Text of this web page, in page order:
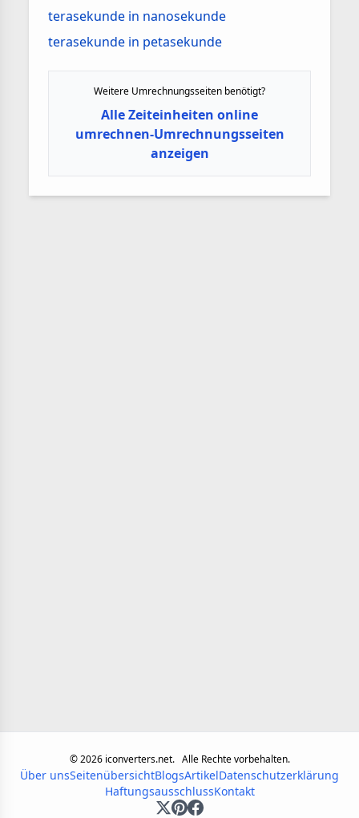
terasekunde in nanosekunde
terasekunde in petasekunde
Weitere Umrechnungsseiten benötigt?
Alle Zeiteinheiten online
umrechnen-Umrechnungsseiten
anzeigen
©2026iconverters.net. Alle Rechte vorbehalten.
Über unsSeitenübersichtBlogsArtikelDatenschutzerklärung
HaftungsausschlussKontakt